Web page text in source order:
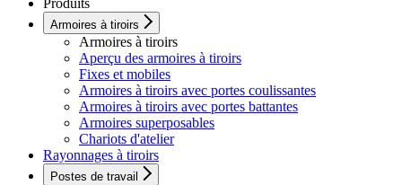
Produits
Armoires à tiroirs
Armoires à tiroirs
Aperçu des armoires à tiroirs
Fixes et mobiles
Armoires à tiroirs avec portes coulissantes
Armoires à tiroirs avec portes battantes
Armoires superposables
Chariots d'atelier
Rayonnages à tiroirs
Postes de travail